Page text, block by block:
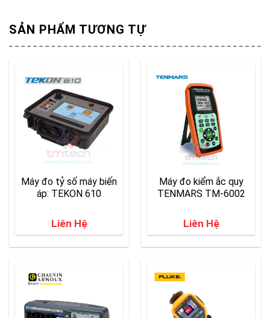
SẢN PHẨM TƯƠNG TỰ
Máy đo tỷ số máy biến
áp: TEKON 610
Liên Hệ
Máy đo kiểm ắc quy
TENMARS TM-6002
Liên Hệ